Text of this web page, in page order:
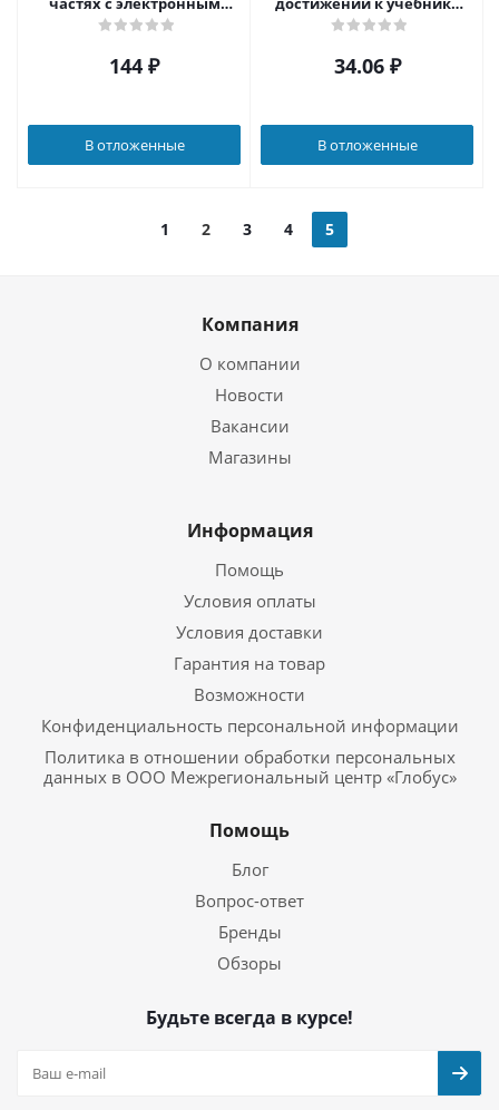
приложением
144 ₽
В отложенные
Л.Ф. Климановой. ФГОС
34.06₽
В отложенные
1 2 3 4 5
Компания
О компании
Новости
Вакансии
Магазины
Информация
Помощь
Условия оплаты
Условия доставки
Гарантия на товар
Возможности
Конфиденциальность персональной информации
Политика в отношении обработки персональных
данных в ООО Межрегиональный центр «Глобус»
Помощь
Блог
Вопрос-ответ
Бренды
Обзоры
Будьте всегда в курсе!